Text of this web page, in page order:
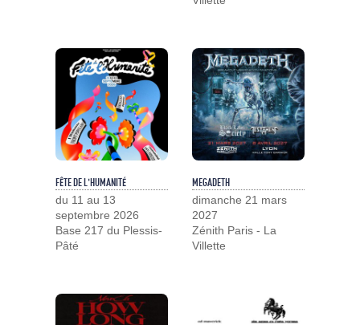
FÊTE DE L'HUMANITÉ
du 11 au 13
septembre 2026
Base 217 du Plessis-
Pâté
MEGADETH
dimanche 21 mars
2027
Zénith Paris - La
Villette